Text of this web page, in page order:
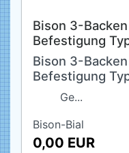
Bison 3-
Befestigung
Bison 3-
Befestigung
Ge...
Bison-Bial
0,00 EUR